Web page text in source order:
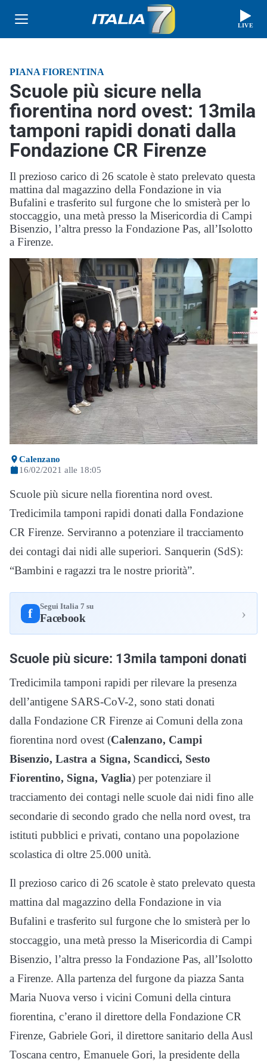
LIVE
PIANA FIORENTINA
Scuole più sicure nella
fiorentina nord ovest: 13mila
tamponi rapidi donati dalla
Fondazione CR Firenze
Il prezioso carico di 26 scatole è stato prelevato questa
mattina dal magazzino della Fondazione in via
Bufalini e trasferito sul furgone che lo smisterà per lo
stoccaggio, una metà presso la Misericordia di Campi
Bisenzio, l’altra presso la Fondazione Pas, all’Isolotto
a Firenze.
Calenzano
16/02/2021 alle 18:05
Scuole più sicure nella fiorentina nord ovest.
Tredicimila tamponi rapidi donati dalla Fondazione
CR Firenze. Serviranno a potenziare il tracciamento
dei contagi dai nidi alle superiori. Sanquerin (SdS):
“Bambini e ragazzi tra le nostre priorità”.
f Segui Italia 7 su
Facebook ›
Scuole più sicure: 13mila tamponi donati
Tredicimila tamponi rapidi per rilevare la presenza
dell’antigene SARS-CoV-2, sono stati donati
dalla Fondazione CR Firenze ai Comuni della zona
fiorentina nord ovest (Calenzano, Campi
Bisenzio, Lastra a Signa, Scandicci, Sesto
Fiorentino, Signa, Vaglia) per potenziare il
tracciamento dei contagi nelle scuole dai nidi fino alle
secondarie di secondo grado che nella nord ovest, tra
istituti pubblici e privati, contano una popolazione
scolastica di oltre 25.000 unità.
Il prezioso carico di 26 scatole è stato prelevato questa
mattina dal magazzino della Fondazione in via
Bufalini e trasferito sul furgone che lo smisterà per lo
stoccaggio, una metà presso la Misericordia di Campi
Bisenzio, l’altra presso la Fondazione Pas, all’Isolotto
a Firenze. Alla partenza del furgone da piazza Santa
Maria Nuova verso i vicini Comuni della cintura
fiorentina, c’erano il direttore della Fondazione CR
Firenze, Gabriele Gori, il direttore sanitario della Ausl
Toscana centro, Emanuele Gori, la presidente della